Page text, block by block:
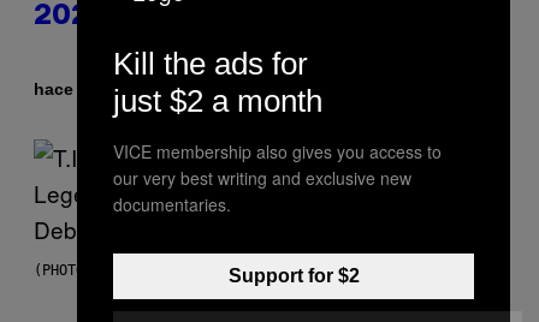
2026
hace 4 horas PorAshley Fike
(PHOTO BY JOHNNY NUNEZ/WIREIMAGE)
Kill the ads for
just $2 a month
VICE membership also gives you access to
our very best writing and exclusive new
documentaries.
Support for $2